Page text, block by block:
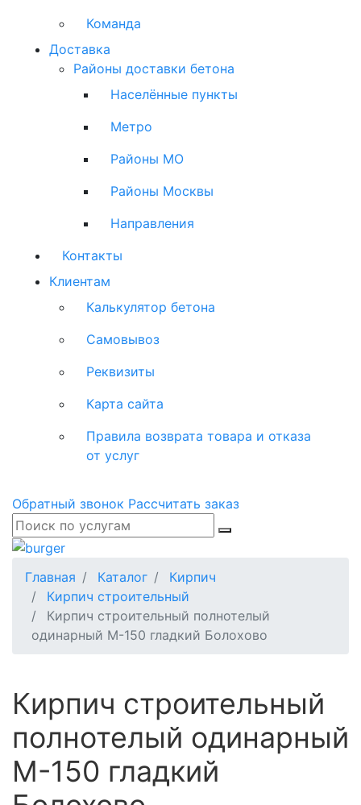
Команда
Доставка
Районы доставки бетона
Населённые пункты
Метро
Районы МО
Районы Москвы
Направления
Контакты
Клиентам
Калькулятор бетона
Самовывоз
Реквизиты
Карта сайта
Правила возврата товара и отказа
от услуг
Обратный звонок Рассчитать заказ
Главная Каталог
Кирпич
Кирпич строительный
Кирпич строительный полнотелый
одинарный М-150 гладкий Болохово
Кирпич строительный
полнотелый одинарный
М-150 гладкий